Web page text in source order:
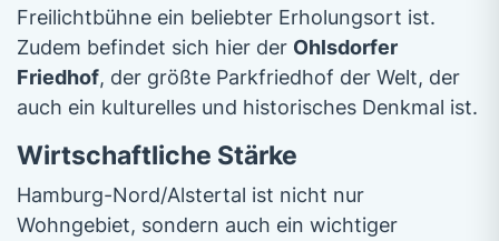
Freilichtbühne ein beliebter Erholungsort ist.
Zudem befindet sich hier der Ohlsdorfer
Friedhof, der größte Parkfriedhof der Welt, der
auch ein kulturelles und historisches Denkmal ist.
Wirtschaftliche Stärke
Hamburg-Nord/Alstertal ist nicht nur
Wohngebiet, sondern auch ein wichtiger